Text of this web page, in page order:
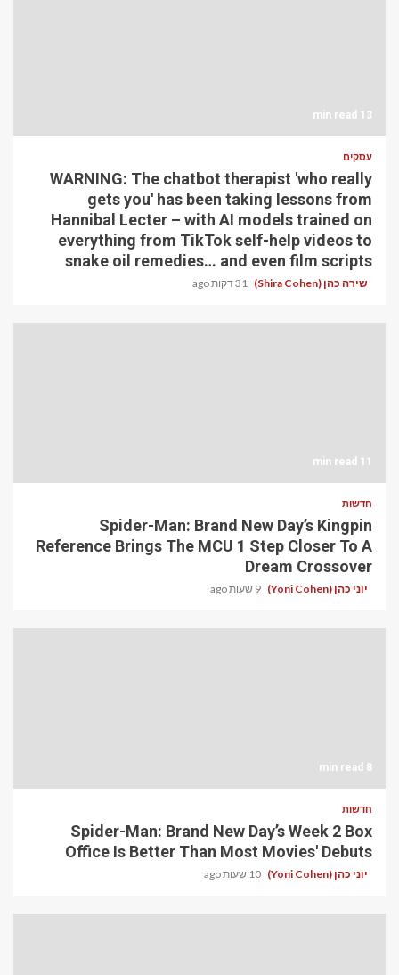
13 min read
עסקים
WARNING: The chatbot therapist 'who really
gets you' has been taking lessons from
Hannibal Lecter – with AI models trained on
everything from TikTok self-help videos to
snake oil remedies… and even film scripts
שירה כהן (Shira Cohen) 31 דקות ago
11 min read
חדשות
Spider-Man: Brand New Day’s Kingpin
Reference Brings The MCU 1 Step Closer To A
Dream Crossover
יוני כהן (Yoni Cohen) 9 שעות ago
8 min read
חדשות
Spider-Man: Brand New Day’s Week 2 Box
Office Is Better Than Most Movies' Debuts
יוני כהן (Yoni Cohen) 10 שעות ago